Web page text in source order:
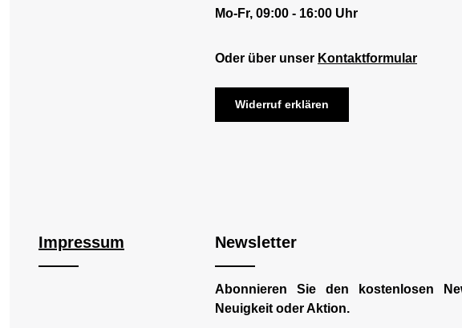
Mo-Fr, 09:00 - 16:00 Uhr
Oder über unser Kontaktformular
Widerruf erklären
Impressum Newsletter
Abonnieren Sie den kostenlosen
Neuigkeit oder Aktion.